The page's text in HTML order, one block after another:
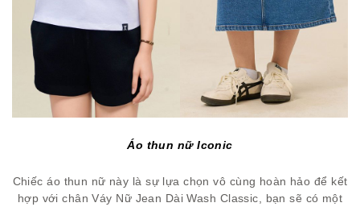
Áo thun nữ Iconic
Chiếc áo thun nữ này là sự lựa chọn vô cùng hoàn hảo để kết
hợp với chân Váy Nữ Jean Dài Wash Classic, bạn sẽ có một